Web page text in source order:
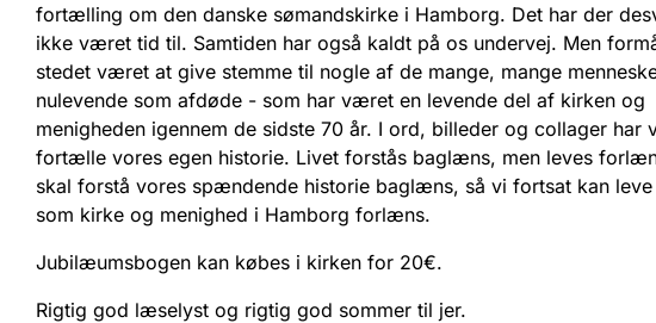
fortælling om den danske sømandskirke i Hamborg. Det har der
ikke været tid til. Samtiden har også kaldt på os undervej. Men
stedet været at give stemme til nogle af de mange, mange
nulevende som afdøde - som har været en levende del af kirken og
menigheden igennem de sidste 70 år. I ord, billeder og collager har
fortælle vores egen historie. Livet forstås baglæns, men leves
skal forstå vores spændende historie baglæns, så vi fortsat kan
som kirke og menighed i Hamborg forlæns.
Jubilæumsbogen kan købes i kirken for 20€.
Rigtig god læselyst og rigtig god sommer til jer.